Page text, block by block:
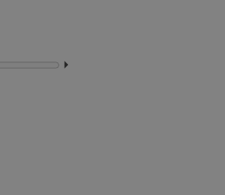
⏵︎